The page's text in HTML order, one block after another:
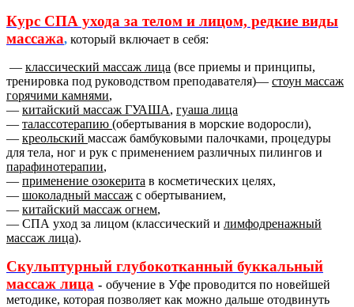
Курс СПА ухода за телом и лицом, редкие виды
массажа, который включает в себя:
— классический массаж лица (все приемы и принципы,
тренировка под руководством преподавателя)— стоун массаж
горячими камнями,
— китайский массаж ГУАША, гуаша лица
— талассотерапию (обертывания в морские водоросли),
— креольский массаж бамбуковыми палочками, процедуры
для тела, ног и рук с применением различных пилингов и
парафинотерапии,
— применение озокерита в косметических целях,
— шоколадный массаж с обертыванием,
— китайский массаж огнем,
— СПА уход за лицом (классический и лимфодренажный
массаж лица).
Скульптурный глубокотканный буккальный
массаж лица - обучение в Уфе проводится по новейшей
методике, которая позволяет как можно дальше отодвинуть